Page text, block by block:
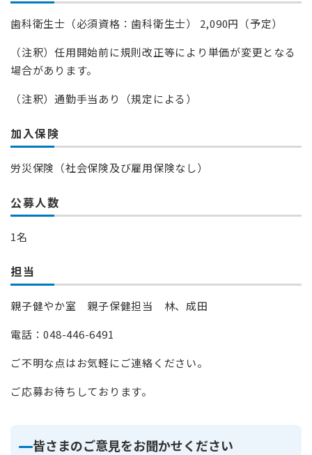
歯科衛生士（必須資格：歯科衛生士） 2,090円（予定）
（注釈）任用開始前に規則改正等により単価が変更となる
場合があります。
（注釈）通勤手当あり（規定による）
加入保険
労災保険（社会保険及び雇用保険なし）
公募人数
1名
担当
親子健やか室 親子保健担当 林、成田
電話：048-446-6491
ご不明な点はお気軽にご連絡ください。
ご応募お待ちしております。
皆さまのご意見をお聞かせください